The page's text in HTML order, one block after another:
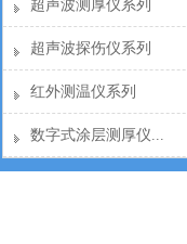
超声波测厚仪系列
超声波探伤仪系列
红外测温仪系列
数字式涂层测厚仪...